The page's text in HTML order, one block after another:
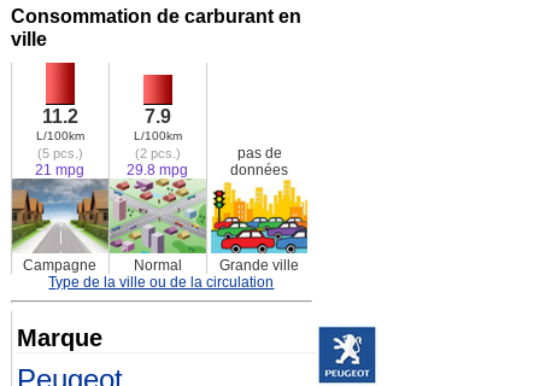
Consommation de carburant en
ville
11.2
L/100km
(5 pcs.)
21 mpg
7.9
L/100km
(2 pcs.)
29.8 mpg
pas de
données
Campagne Normal
Grande ville
Type de la ville ou de la circulation
Marque
Peugeot